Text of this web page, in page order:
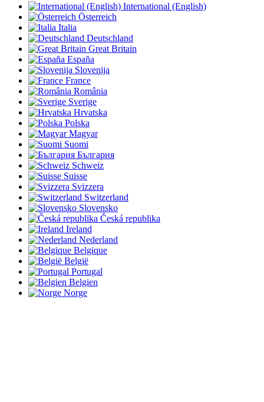
International (English)
Österreich
Italia
Deutschland
Great Britain
España
Slovenija
France
România
Sverige
Hrvatska
Polska
Magyar
Suomi
България
Schweiz
Suisse
Svizzera
Switzerland
Slovensko
Česká republika
Ireland
Nederland
Belgique
België
Portugal
Belgien
Norge